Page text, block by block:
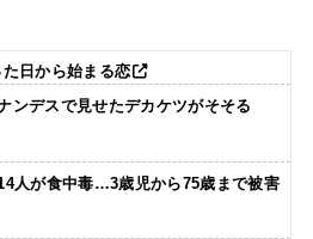
日から始まる恋
ンデスで見せたデカケツがそそる
人が食中毒…3歳児から75歳まで被害